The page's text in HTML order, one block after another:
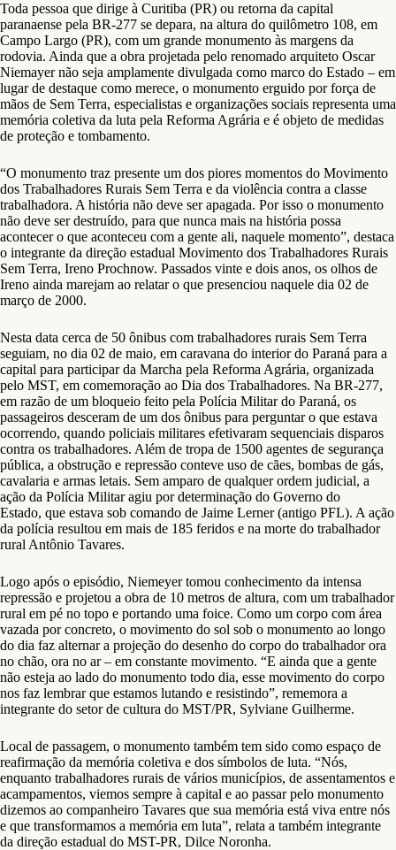
Toda pessoa que dirige à Curitiba (PR) ou retorna da capital
paranaense pela BR-277 se depara, na altura do quilômetro 108, em
Campo Largo (PR), com um grande monumento às margens da
rodovia. Ainda que a obra projetada pelo renomado arquiteto Oscar
Niemayer não seja amplamente divulgada como marco do Estado – em
lugar de destaque como merece, o monumento erguido por força de
mãos de Sem Terra, especialistas e organizações sociais representa uma
memória coletiva da luta pela Reforma Agrária e é objeto de medidas
de proteção e tombamento.
“O monumento traz presente um dos piores momentos do Movimento
dos Trabalhadores Rurais Sem Terra e da violência contra a classe
trabalhadora. A história não deve ser apagada. Por isso o monumento
não deve ser destruído, para que nunca mais na história possa
acontecer o que aconteceu com a gente ali, naquele momento”, destaca
o integrante da direção estadual Movimento dos Trabalhadores Rurais
Sem Terra, Ireno Prochnow. Passados vinte e dois anos, os olhos de
Ireno ainda marejam ao relatar o que presenciou naquele dia 02 de
março de 2000.
Nesta data cerca de 50 ônibus com trabalhadores rurais Sem Terra
seguiam, no dia 02 de maio, em caravana do interior do Paraná para a
capital para participar da Marcha pela Reforma Agrária, organizada
pelo MST, em comemoração ao Dia dos Trabalhadores. Na BR-277,
em razão de um bloqueio feito pela Polícia Militar do Paraná, os
passageiros desceram de um dos ônibus para perguntar o que estava
ocorrendo, quando policiais militares efetivaram sequenciais disparos
contra os trabalhadores. Além de tropa de 1500 agentes de segurança
pública, a obstrução e repressão conteve uso de cães, bombas de gás,
cavalaria e armas letais. Sem amparo de qualquer ordem judicial, a
ação da Polícia Militar agiu por determinação do Governo do
Estado, que estava sob comando de Jaime Lerner (antigo PFL). A ação
da polícia resultou em mais de 185 feridos e na morte do trabalhador
rural Antônio Tavares.
Logo após o episódio, Niemeyer tomou conhecimento da intensa
repressão e projetou a obra de 10 metros de altura, com um trabalhador
rural em pé no topo e portando uma foice. Como um corpo com área
vazada por concreto, o movimento do sol sob o monumento ao longo
do dia faz alternar a projeção do desenho do corpo do trabalhador ora
no chão, ora no ar – em constante movimento. “E ainda que a gente
não esteja ao lado do monumento todo dia, esse movimento do corpo
nos faz lembrar que estamos lutando e resistindo”, rememora a
integrante do setor de cultura do MST/PR, Sylviane Guilherme.
Local de passagem, o monumento também tem sido como espaço de
reafirmação da memória coletiva e dos símbolos de luta. “Nós,
enquanto trabalhadores rurais de vários municípios, de assentamentos e
acampamentos, viemos sempre à capital e ao passar pelo monumento
dizemos ao companheiro Tavares que sua memória está viva entre nós
e que transformamos a memória em luta”, relata a também integrante
da direção estadual do MST-PR, Dilce Noronha.